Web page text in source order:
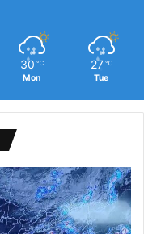
30 ℃
Mon
27 ℃
Tue